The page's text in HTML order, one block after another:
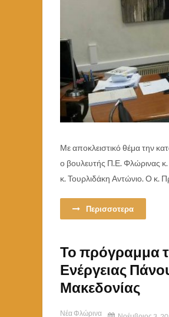
Με αποκλειστικό θέμα την
ο βουλευτής Π.Ε. Φλώρινας κ.
κ. Τουρλιδάκη Αντώνιο. Ο κ.
Περισσοτερα
Το πρόγραμμα
Ενέργειας
Μακεδονίας
Νέα Φλώρινα